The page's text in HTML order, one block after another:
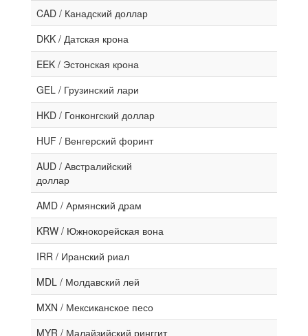
CAD / Канадский доллар
DKK / Датская крона
EEK / Эстонская крона
GEL / Грузинский лари
HKD / Гонконгский доллар
HUF / Венгерский форинт
AUD / Австралийский
доллар
AMD / Армянский драм
KRW / Южнокорейская вона
IRR / Иранский риал
MDL / Молдавский лей
MXN / Мексиканское песо
MYR / Малайзийский ринггит